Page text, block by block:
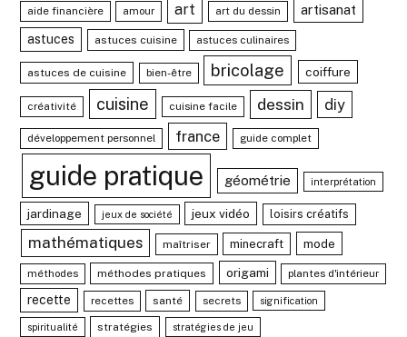
aide financière amour art art du dessin artisanat
astuces astuces cuisine astuces culinaires
astuces de cuisine bien-être bricolage coiffure
créativité cuisine cuisine facile dessin diy
développement personnel france guide complet
guide pratique géométrie interprétation
jardinage jeux de société jeux vidéo loisirs créatifs
mathématiques maîtriser minecraft mode
méthodes méthodes pratiques origami plantes d'intérieur
recette recettes santé secrets signification
spiritualité stratégies stratégies de jeu